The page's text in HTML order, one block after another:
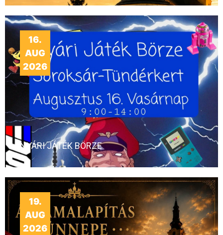
16.
AUG
2026
NYÁRI JÁTÉK BÖRZE
19.
AUG
2026